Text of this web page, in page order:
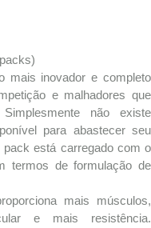
mais inovador e completo
e malhadores que
não existe
para abastecer seu
está carregado com o
termos de formulação de
mais músculos,
e mais resistência.